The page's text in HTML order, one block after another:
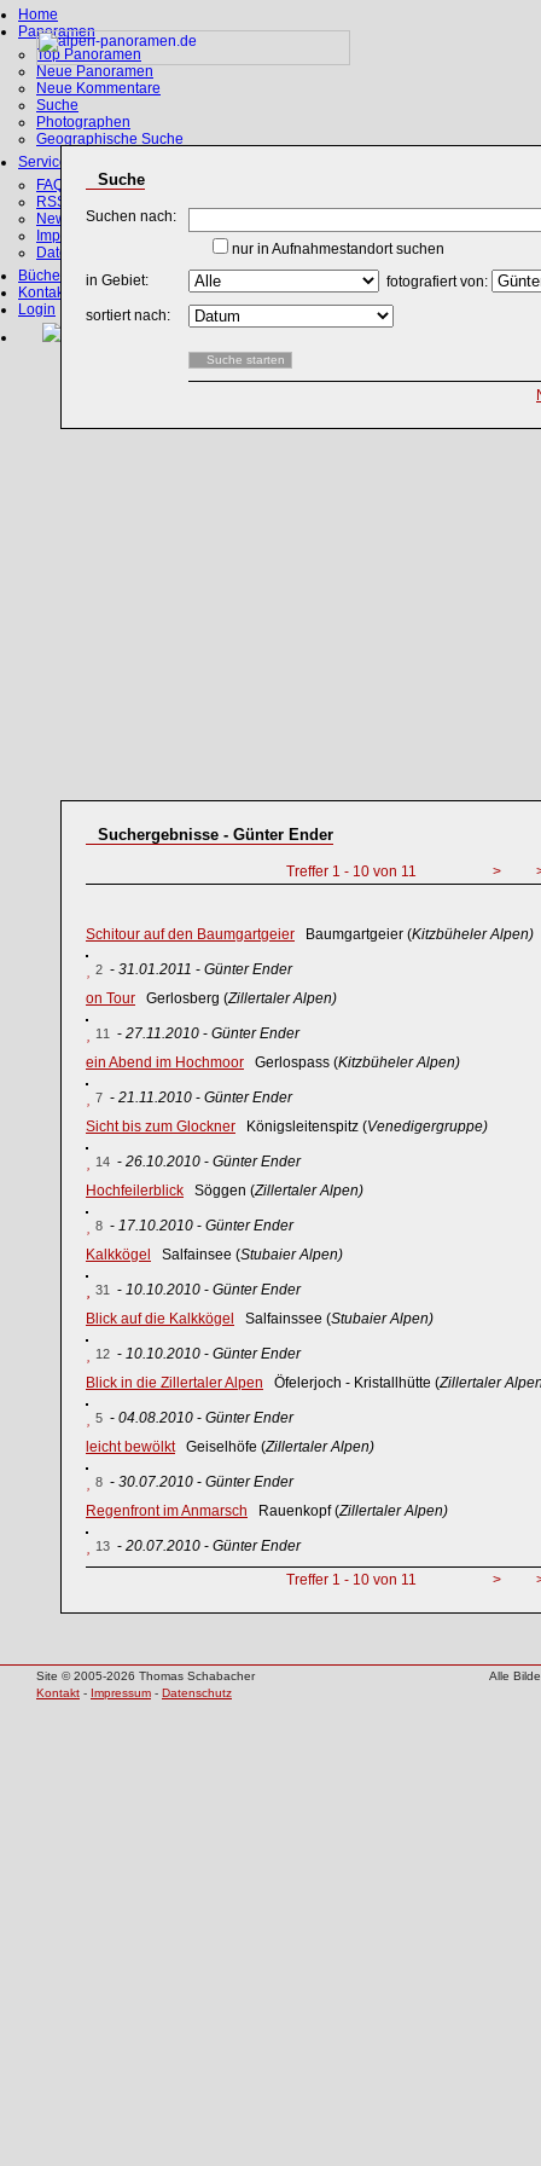
Home
Panoramen
Top Panoramen
Neue Panoramen
Neue Kommentare
Suche
Photographen
Geographische Suche
Service
FAQ
RSS, Google Earth
News
Impressum
Datenschutz
Bücher
Kontakt
Login
Suche
Suchen nach:
nur in Aufnahmestandort suchen
in Gebiet:
fotografiert von:
sortiert nach:
Suchergebnisse - Günter Ender
Treffer 1 - 10 von 11 >
Schitour auf den Baumgartgeier Baumgartgeier (Kitzbüheler Alpen)
2 - 31.01.2011 - Günter Ender
on Tour Gerlosberg (Zillertaler Alpen)
11 - 27.11.2010 - Günter Ender
ein Abend im Hochmoor Gerlospass (Kitzbüheler Alpen)
7 - 21.11.2010 - Günter Ender
Sicht bis zum Glockner Königsleitenspitz (Venedigergruppe)
14 - 26.10.2010 - Günter Ender
Hochfeilerblick Söggen (Zillertaler Alpen)
8 - 17.10.2010 - Günter Ender
Kalkkögel
Salfainsee (Stubaier Alpen)
31 - 10.10.2010 - Günter Ender
Blick auf die Kalkkögel
Salfainssee (Stubaier Alpen)
12 - 10.10.2010 - Günter Ender
Blick in die Zillertaler Alpen Öfelerjoch - Kristallhütte (Zillertaler
5 - 04.08.2010 - Günter Ender
leicht bewölktGeiselhöfe (Zillertaler Alpen)
8 - 30.07.2010 - Günter Ender
Regenfront im Anmarsch Rauenkopf (Zillertaler Alpen)
13 - 20.07.2010 - Günter Ender
Treffer 1 - 10 von 11
>
Site © 2005-2026 Thomas Schabacher
Alle
Kontakt - Impressum - Datenschutz